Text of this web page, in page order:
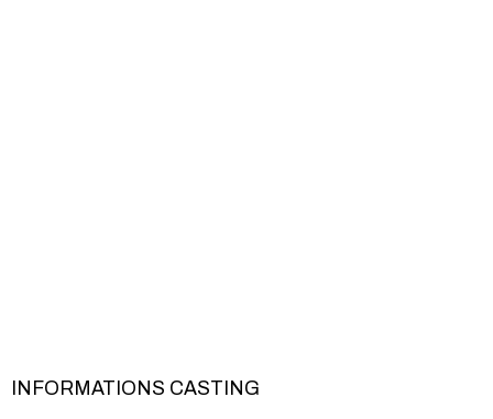
INFORMATIONS CASTING